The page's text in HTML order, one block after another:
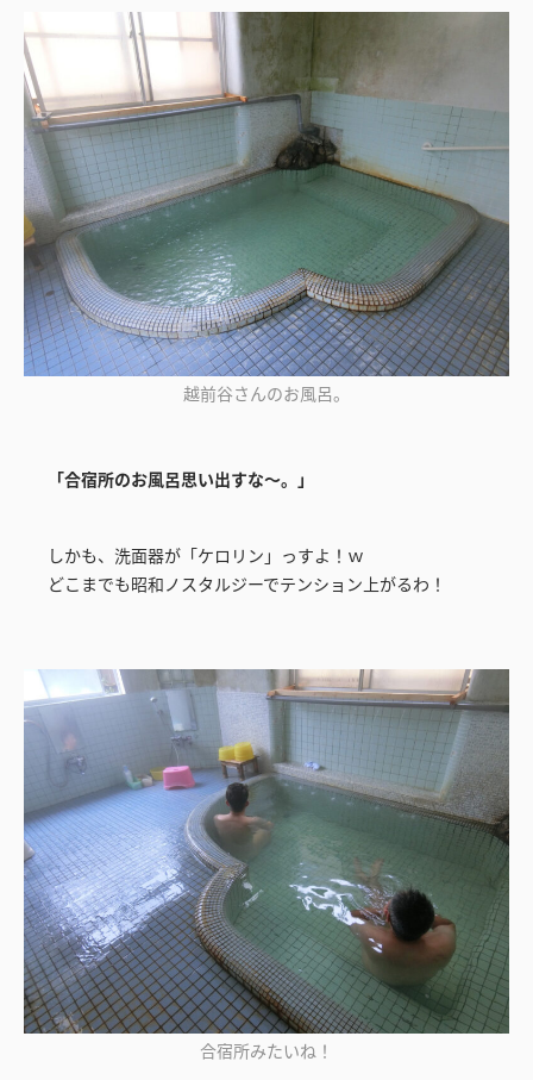
越前谷さんのお風呂。
「合宿所のお風呂思い出すな～。」
しかも、洗面器が「ケロリン」っすよ！ｗ
どこまでも昭和ノスタルジーでテンション上がるわ！
合宿所みたいね！